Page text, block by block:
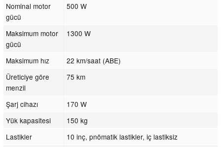
Nominal motor
gücü
500 W
Maksimum motor
gücü
1300 W
Maksimum hız
22 km/saat (ABE)
Üreticiye göre
menzil
75 km
Şarj cihazı
170 W
Yük kapasitesi
150 kg
Lastikler
10 inç, pnömatik lastikler, iç lastiksiz